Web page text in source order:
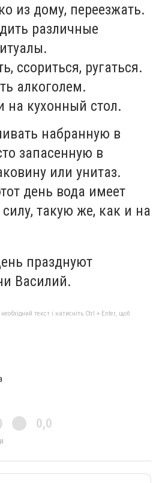
из дому, переезжать.
различные
ссориться, ругаться.
алкоголем.
на кухонный стол.
набранную в
запасенную в
или унитаз.
день вода имеет
такую же, как и на
празднуют
Василий.
текст і натисніть Ctrl + Enter, щоб
0,0